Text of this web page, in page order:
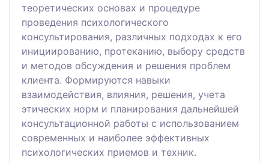
теоретических основах и процедуре
проведения психологического
консультирования, различных подходах к его
инициированию, протеканию, выбору средств
и методов обсуждения и решения проблем
клиента. Формируются навыки
взаимодействия, влияния, решения, учета
этических норм и планирования дальнейшей
консультационной работы с использованием
современных и наиболее эффективных
психологических приемов и техник.